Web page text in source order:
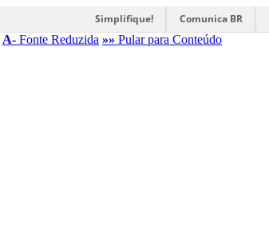
Simplifique! Comunica BR
A- Fonte Reduzida »» Pular para Conteúdo